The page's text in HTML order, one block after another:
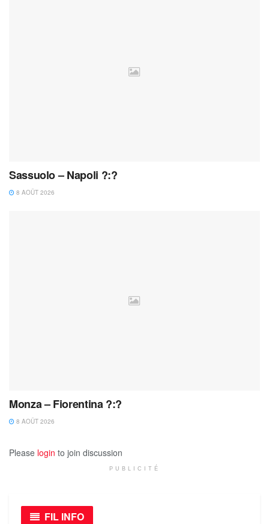
Sassuolo – Napoli ?:?
8 AOÛT 2026
Monza – Fiorentina ?:?
8 AOÛT 2026
Please login to join discussion
PUBLICITÉ
FIL INFO